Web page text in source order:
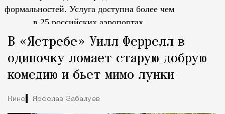
формальностей. Услуга доступна более чем
в 25 российских аэропортах.
В «Ястребе» Уилл Феррелл в
одиночку ломает старую добрую
комедию и бьет мимо лунки
Кино Ярослав Забалуев